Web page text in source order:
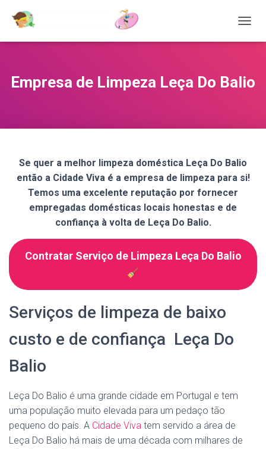
O
L
E
T
I
Empresa de Limpeza Leça Do Balio
Se quer a melhor limpeza doméstica Leça Do Balio
então a Cidade Viva é a empresa de limpeza para si!
Temos uma excelente reputação por fornecer
empregadas domésticas locais honestas e de
confiança à volta de Leça Do Balio.
Contratar Serviço de Limpeza Leça Do Balio
Serviços de limpeza de baixo
custo e de confiança Leça Do
Balio
Leça Do Balio é uma grande cidade em Portugal e tem
uma população muito elevada para um pedaço tão
pequeno do país. A Cidade Viva tem servido a área de
Leça Do Balio há mais de uma década com milhares de